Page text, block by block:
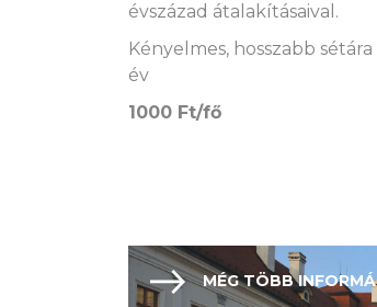
évszázad átalakításaival.
Kényelmes, hosszabb
év
1000 Ft/fő
MÉG TÖBB